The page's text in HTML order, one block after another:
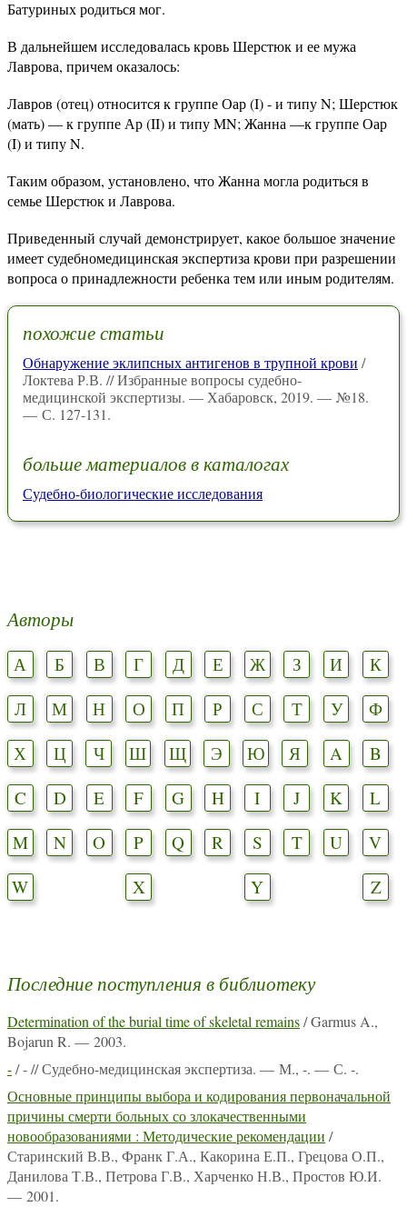
Батуриных родиться мог.
В дальнейшем исследовалась кровь Шерстюк и ее мужа
Лаврова, причем оказалось:
Лавров (отец) относится к группе Оар (I) - и типу N; Шерстюк
(мать) — к группе Ар (II) и типу MN; Жанна —к группе Оар
(I) и типу N.
Таким образом, установлено, что Жанна могла родиться в
семье Шерстюк и Лаврова.
Приведенный случай демонстрирует, какое большое значение
имеет судебномедицинская экспертиза крови при разрешении
вопроса о принадлежности ребенка тем или иным родителям.
похожие статьи
Обнаружение эклипсных антигенов в трупной крови /
Локтева Р.В. // Избранные вопросы судебно-
медицинской экспертизы. — Хабаровск, 2019. — №18.
— С. 127-131.
больше материалов в каталогах
Судебно-биологические исследования
Авторы
А Б В Г Д Е Ж З И
К
Л
М Н О П Р С Т У
Ф
Х
Ц Ч Ш Щ Э Ю Я A
B
C
D E F G H I J K
L
M
N O P Q R S T U
V
W
X Y Z
Последние поступления в библиотеку
Determination of the burial time of skeletal remains/ Garmus A.,
Bojarun R. — 2003.
-/ - // Судебно-медицинская экспертиза. — М., -. — С. -.
Основные принципы выбора и кодирования первоначальной
причины смерти больных со злокачественными
новообразованиями : Методические рекомендации /
Старинский В.В., Франк Г.А., Какорина Е.П., Грецова О.П.,
Данилова Т.В., Петрова Г.В., Харченко Н.В., Простов Ю.И.
— 2001.